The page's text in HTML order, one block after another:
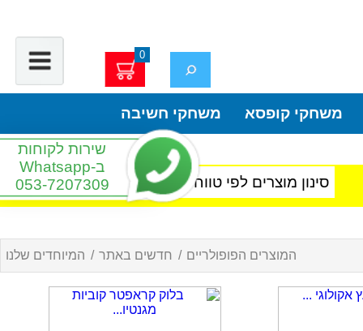
עגלת הקניות שלך
₪
0
משחקי קופסא משחקי חשיבה
שירות לקוחות
ב-Whatsapp
053-7207309
סינון מוצרים לפי טווח גילאים
המוצרים הפופולריים / חדשים באתר / המיוחדים שלנו